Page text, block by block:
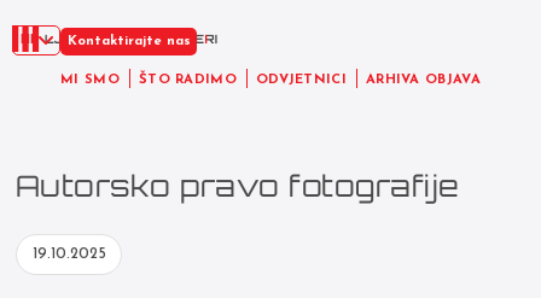
MI SMO ŠTO RADIMO ODVJETNICI ARHIVA OBJAVA
Kontaktirajte nas
Autorsko pravo fotografije
19.10.2025